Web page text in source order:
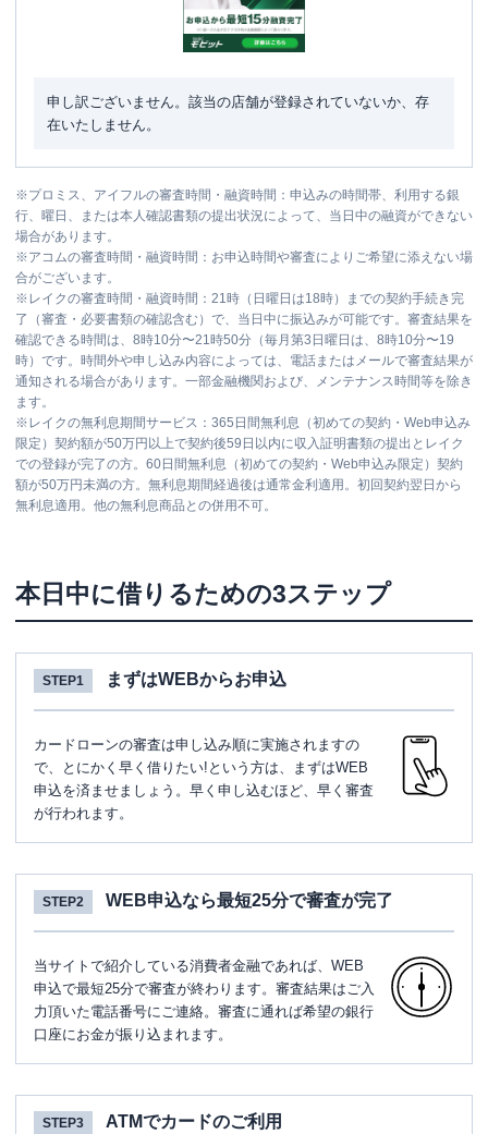
申し訳ございません。該当の店舗が登録されていないか、存
在いたしません。
※プロミス、アイフルの審査時間・融資時間：申込みの時間帯、利用する銀
行、曜日、または本人確認書類の提出状況によって、当日中の融資ができない
場合があります。
※アコムの審査時間・融資時間：お申込時間や審査によりご希望に添えない場
合がございます。
※ レイクの審査時間・融資時間：21時（日曜日は18時）までの契約手続き完
了（審査・必要書類の確認含む）で、当日中に振込みが可能です。審査結果を
確認できる時間は、8時10分〜21時50分（毎月第3日曜日は、8時10分〜19
時）です。時間外や申し込み内容によっては、電話またはメールで審査結果が
通知される場合があります。一部金融機関および、メンテナンス時間等を除き
ます。
※ レイクの無利息期間サービス：365日間無利息（初めての契約・Web申込み
限定）契約額が50万円以上で契約後59日以内に収入証明書類の提出とレイク
での登録が完了の方。60日間無利息（初めての契約・Web申込み限定）契約
額が50万円未満の方。無利息期間経過後は通常金利適用。初回契約翌日から
無利息適用。他の無利息商品との併用不可。
本日中に借りるための3ステップ
STEP1 まずはWEBからお申込
カードローンの審査は申し込み順に実施されますの
で、とにかく早く借りたい!という方は、まずはWEB
申込を済ませましょう。早く申し込むほど、早く審査
が行われます。
STEP2 WEB申込なら最短25分で審査が完了
当サイトで紹介している消費者金融であれば、WEB
申込で最短25分で審査が終わります。審査結果はご入
力頂いた電話番号にご連絡。審査に通れば希望の銀行
口座にお金が振り込まれます。
STEP3 ATMでカードのご利用